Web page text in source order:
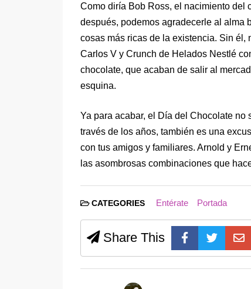
Como diría Bob Ross, el nacimiento del
después, podemos agradecerle al alma
cosas más ricas de la existencia. Sin
Carlos V y Crunch de Helados Nestlé
chocolate, que acaban de salir al
esquina.
Ya para acabar, el Día del Chocolate
través de los años, también es una
con tus amigos y familiares. Arnold y
las asombrosas combinaciones que
CATEGORIES Entérate Portada
Share This